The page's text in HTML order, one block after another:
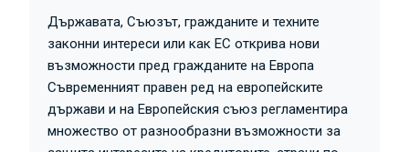
Държавата, Съюзът, гражданите и техните
законни интереси или как ЕС открива нови
възможности пред гражданите на Европа
Съвременният правен ред на европейските
държави и на Европейския съюз регламентира
множество от разнообразни възможности за